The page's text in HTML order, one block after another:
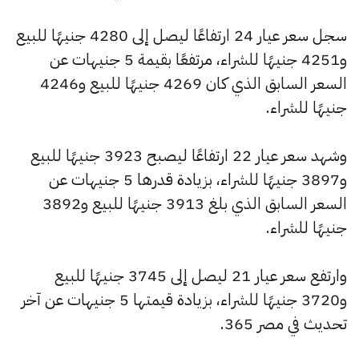
سجل سعر عيار 24 ارتفاعًا ليصل إلى 4280 جنيهًا للبيع
و4251 جنيهًا للشراء، مرتفعًا بقيمة 5 جنيهات عن
السعر السابق الذي كان 4269 جنيهًا للبيع و4246
جنيهًا للشراء.
وشهد سعر عيار 22 ارتفاعًا ليصبح 3923 جنيهًا للبيع
و3897 جنيهًا للشراء، بزيادة قدرها 5 جنيهات عن
السعر السابق الذي بلغ 3913 جنيهًا للبيع و3892
جنيهًا للشراء.
وارتفع سعر عيار 21 ليصل إلى 3745 جنيهًا للبيع
و3720 جنيهًا للشراء، بزيادة قيمتها 5 جنيهات عن آخر
تحديث في مصر 365.